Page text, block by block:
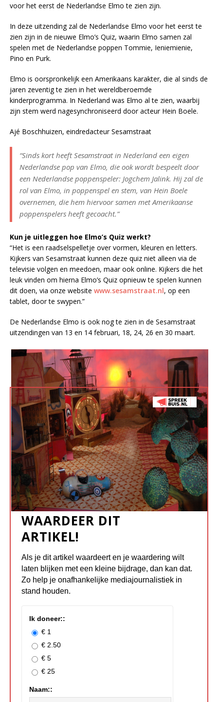
voor het eerst de Nederlandse Elmo te zien zijn.
In deze uitzending zal de Nederlandse Elmo voor het eerst te
zien zijn in de nieuwe Elmo’s Quiz, waarin Elmo samen zal
spelen met de Nederlandse poppen Tommie, Ieniemienie,
Pino en Purk.
Elmo is oorspronkelijk een Amerikaans karakter, die al sinds de
jaren zeventig te zien in het wereldberoemde
kinderprogramma. In Nederland was Elmo al te zien, waarbij
zijn stem werd nagesynchroniseerd door acteur Hein Boele.
Ajé Boschhuizen, eindredacteur Sesamstraat
“Sinds kort heeft Sesamstraat in Nederland een eigen
Nederlandse pop van Elmo, die ook wordt bespeelt door
een Nederlandse poppenspeler: Jogchem Jalink. Hij zal de
rol van Elmo, in poppenspel en stem, van Hein Boele
overnemen, die hem hiervoor samen met Amerikaanse
poppenspelers heeft gecoacht.”
Kun je uitleggen hoe Elmo’s Quiz werkt?
“Het is een raadselspelletje over vormen, kleuren en letters.
Kijkers van Sesamstraat kunnen deze quiz niet alleen via de
televisie volgen en meedoen, maar ook online. Kijkers die het
leuk vinden om hierna Elmo’s Quiz opnieuw te spelen kunnen
dit doen, via onze website www.sesamstraat.nl, op een
tablet, door te swypen.”
De Nederlandse Elmo is ook nog te zien in de Sesamstraat
uitzendingen van 13 en 14 februari, 18, 24, 26 en 30 maart.
WAARDEER DIT
ARTIKEL!
Als je dit artikel waardeert en je waardering wilt
laten blijken met een kleine bijdrage, dan kan dat.
Zo help je onafhankelijke mediajournalistiek in
stand houden.
Ik doneer::
€ 1
€ 2.50
€ 5
€ 25
Naam::